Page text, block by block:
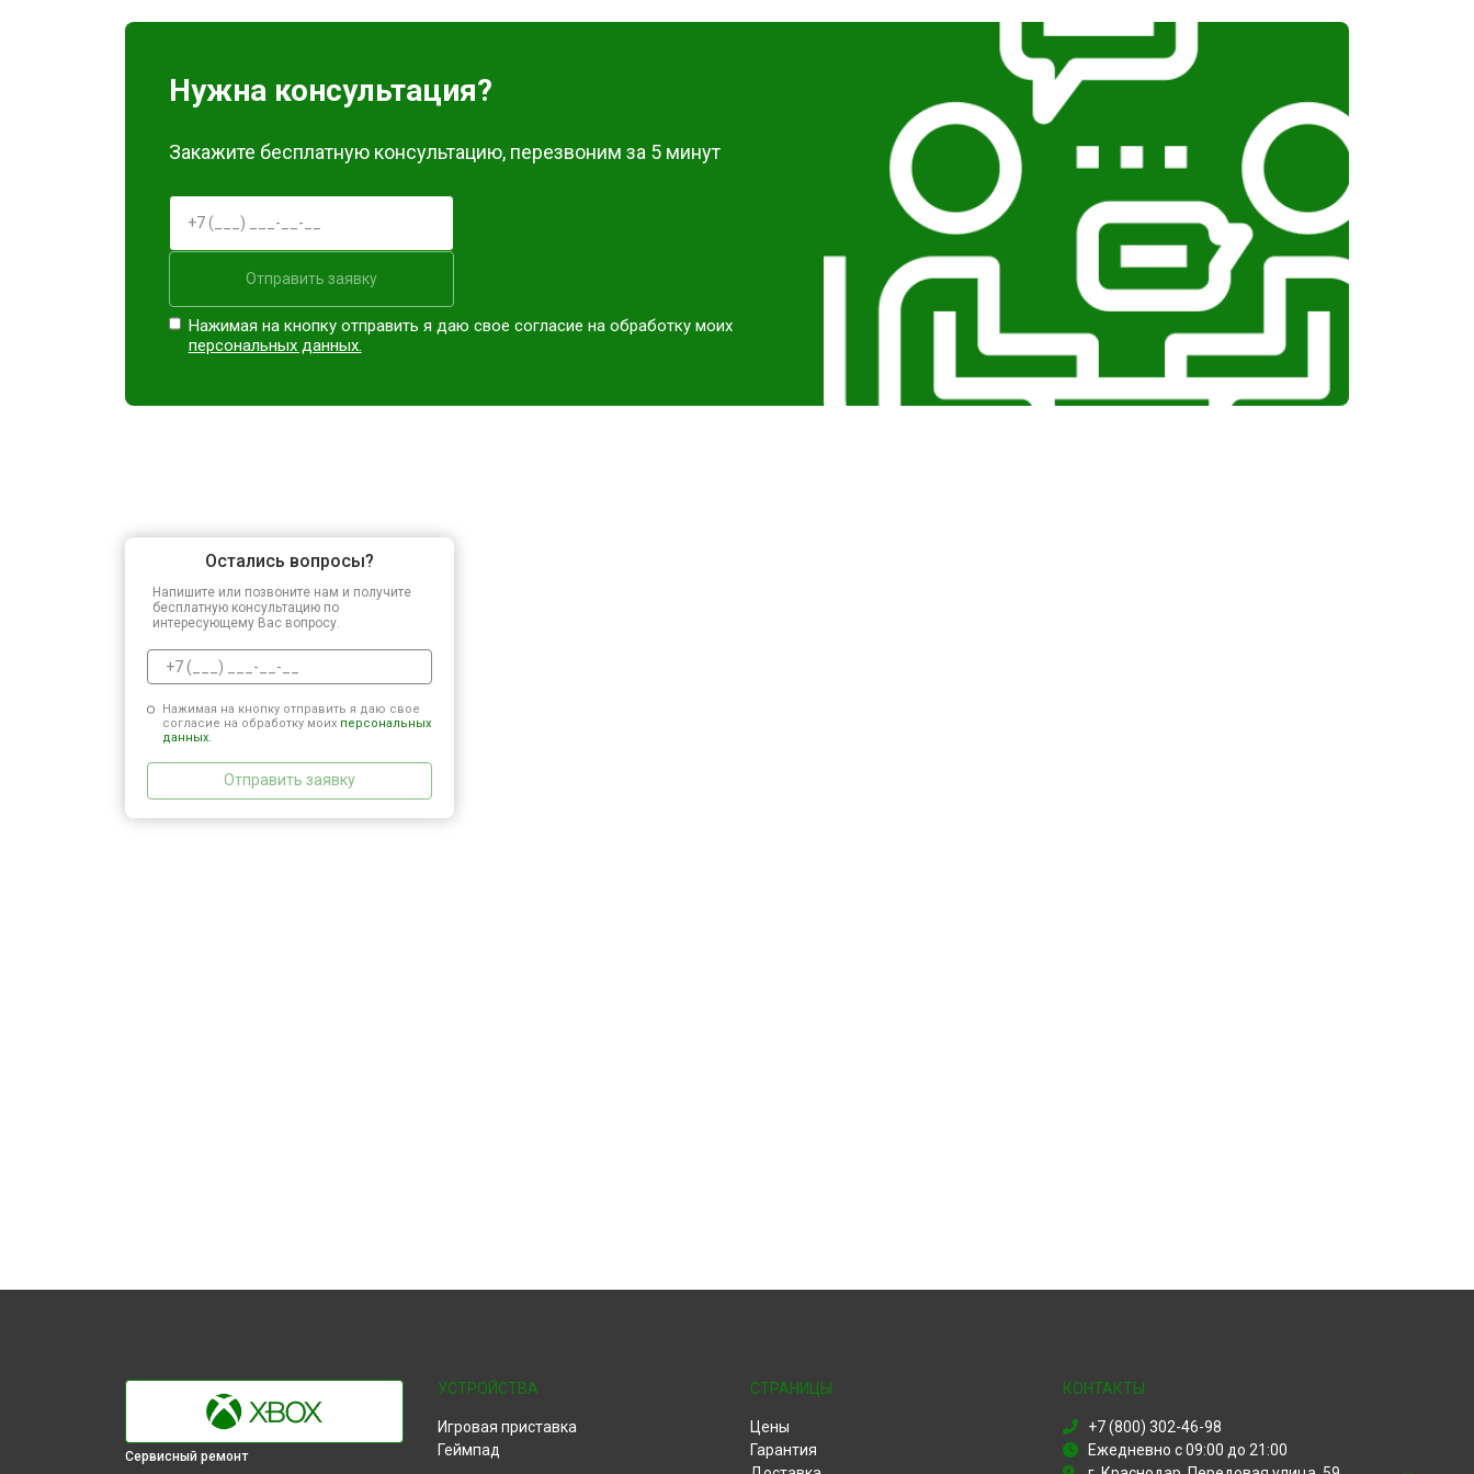
Замена материнской платы от 1100 ₽
Ремонт Blu-Ray от 750 ₽ Заказать
Нужна консультация?
Закажите бесплатную консультацию, перезвоним за 5 минут
Отправить заявку
Нажимая на кнопку отправить я даю свое согласие на обработку моих
персональных данных.
Остались вопросы?
Напишите или позвоните нам и получите
бесплатную консультацию по
интересующему Вас вопросу.
Нажимая на кнопку отправить я даю свое
согласие на обработку моих персональных
данных.
Отправить заявку
Сервисный ремонт
УСТРОЙСТВА
Игровая приставка
Геймпад
СТРАНИЦЫ
Цены
Гарантия
КОНТАКТЫ
+7 (800) 302-46-98
Ежедневно с 09:00 до 21:00